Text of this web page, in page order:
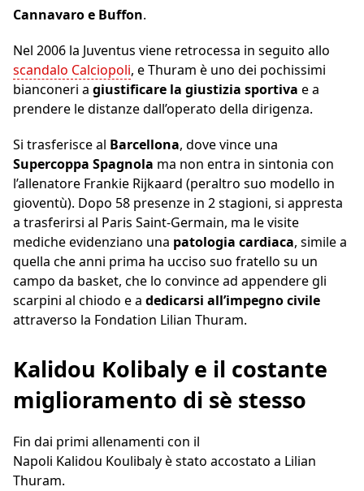
Cannavaro e Buffon.
Nel 2006 la Juventus viene retrocessa in seguito allo
scandalo Calciopoli, e Thuram è uno dei pochissimi
bianconeri a giustificare la giustizia sportiva e a
prendere le distanze dall’operato della dirigenza.
Si trasferisce al Barcellona, dove vince una
Supercoppa Spagnola ma non entra in sintonia con
l’allenatore Frankie Rijkaard (peraltro suo modello in
gioventù). Dopo 58 presenze in 2 stagioni, si appresta
a trasferirsi al Paris Saint-Germain, ma le visite
mediche evidenziano una patologia cardiaca, simile a
quella che anni prima ha ucciso suo fratello su un
campo da basket, che lo convince ad appendere gli
scarpini al chiodo e a dedicarsi all’impegno civile
attraverso la Fondation Lilian Thuram.
Kalidou Kolibaly e il costante
miglioramento di sè stesso
Fin dai primi allenamenti con il
Napoli Kalidou Koulibaly è stato accostato a Lilian
Thuram.